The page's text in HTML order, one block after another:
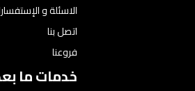
الاسئلة و
اتصل بنا
فروعنا
خدمات ما